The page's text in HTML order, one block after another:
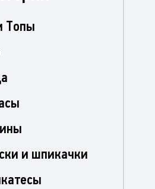
Топы
и шпикачки